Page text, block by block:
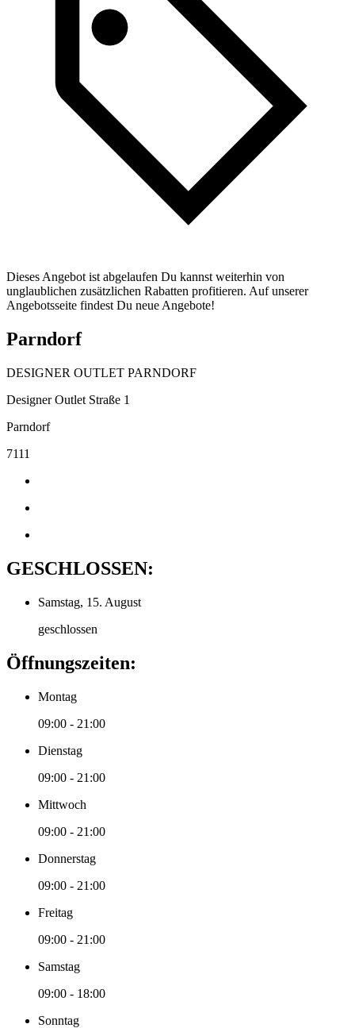
Dieses Angebot ist abgelaufen Du kannst weiterhin von
unglaublichen zusätzlichen Rabatten profitieren. Auf unserer
Angebotsseite findest Du neue Angebote!
Parndorf
DESIGNER OUTLET PARNDORF
Designer Outlet Straße 1
Parndorf
7111
GESCHLOSSEN:
Samstag, 15. August
geschlossen
Öffnungszeiten:
Montag
09:00 - 21:00
Dienstag
09:00 - 21:00
Mittwoch
09:00 - 21:00
Donnerstag
09:00 - 21:00
Freitag
09:00 - 21:00
Samstag
09:00 - 18:00
Sonntag